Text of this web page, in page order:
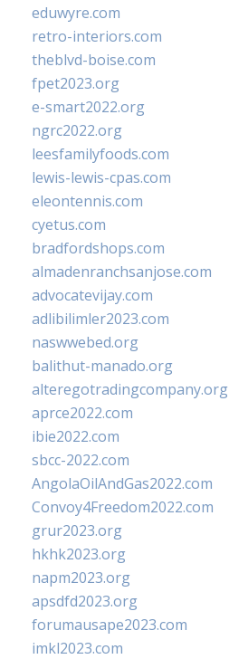
eduwyre.com
retro-interiors.com
theblvd-boise.com
fpet2023.org
e-smart2022.org
ngrc2022.org
leesfamilyfoods.com
lewis-lewis-cpas.com
eleontennis.com
cyetus.com
bradfordshops.com
almadenranchsanjose.com
advocatevijay.com
adlibilimler2023.com
naswwebed.org
balithut-manado.org
alteregotradingcompany.org
aprce2022.com
ibie2022.com
sbcc-2022.com
AngolaOilAndGas2022.com
Convoy4Freedom2022.com
grur2023.org
hkhk2023.org
napm2023.org
apsdfd2023.org
forumausape2023.com
imkl2023.com